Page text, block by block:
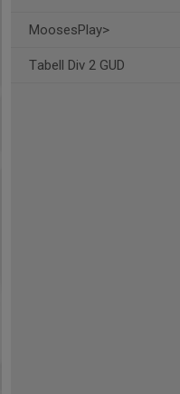
MoosesPlay>
Tabell Div 2 GUD